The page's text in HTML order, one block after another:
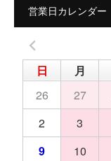
営業日カレンダー
日 月
26
27
2
3
9
10